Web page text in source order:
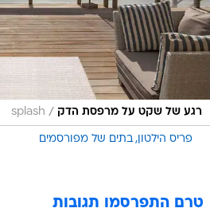
רגע של שקט על מרפסת הדק /
splash
פריס הילטון בתים של מפורסמים
טרם התפרסמו תגובות